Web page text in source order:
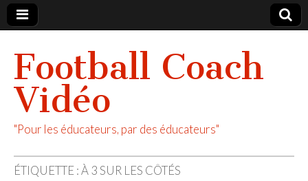
Football Coach
Vidéo
"Pour les éducateurs, par des éducateurs"
ÉTIQUETTE :À 3 SUR LES CÔTÉS